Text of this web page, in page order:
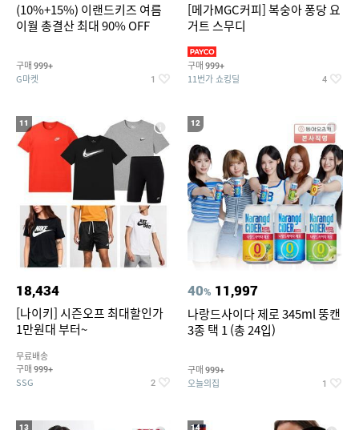
(10%+15%) 이랜드키즈 여름
이월 총결산 최대 90% OFF
구매 999+
G마켓 1
[메가MGC커피] 복숭아 퐁당 요
거트 스무디
구매 999+
11번가 쇼킹딜 4
11
18,434
[나이키] 시즌오프 최대할인가
1만원대 부터~
무료배송
구매 999+
SSG 2
12
40% 11,997
나랑드사이다 제로 345ml 뚱캔
3종 택 1 (총 24입)
구매 999+
오늘의집 1
13 14